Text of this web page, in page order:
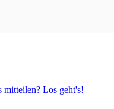
mitteilen? Los geht's!